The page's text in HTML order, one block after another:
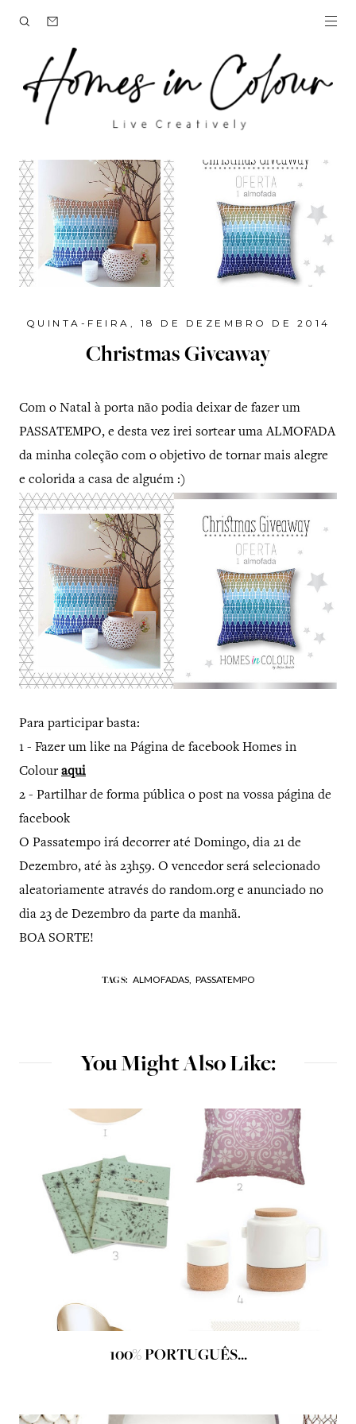
QUINTA-FEIRA, 18 DE DEZEMBRO DE 2014
Christmas Giveaway
Com o Natal à porta não podia deixar de fazer um
PASSATEMPO, e desta vez irei sortear uma ALMOFADA
da minha coleção com o objetivo de tornar mais alegre
e colorida a casa de alguém :)
Para participar basta:
1 - Fazer um like na Página de facebook Homes in
Colour aqui
2 - Partilhar de forma pública o post na vossa página de
facebook
O Passatempo irá decorrer até Domingo, dia 21 de
Dezembro, até às 23h59. O vencedor será selecionado
aleatoriamente através do random.org e anunciado no
dia 23 de Dezembro da parte da manhã.
BOA SORTE!
TAGS: ALMOFADAS, PASSATEMPO
You Might Also Like:
100% PORTUGUÊS...